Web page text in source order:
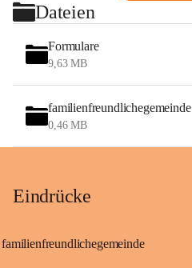
Dateien
Formulare
9,63 MB
familienfreundlichegemeinde
0,46 MB
Eindrücke
familienfreundlichegemeinde